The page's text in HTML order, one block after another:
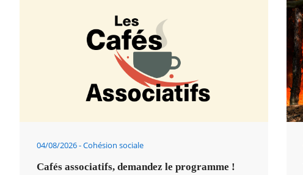
04/08/2026 Cohésion sociale
Cafés associatifs, demandez le programme !